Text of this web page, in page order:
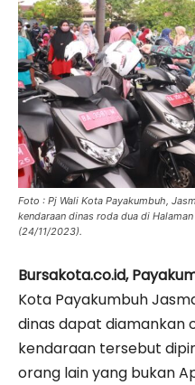
Foto : Pj Wali Kota Payakumbuh,
kendaraan dinas roda dua di
(24/11/2023).
Bursakota.co.id,
Kota Payakumbuh
dinas dapat diamankan
kendaraan tersebut
orang lain yang bukan